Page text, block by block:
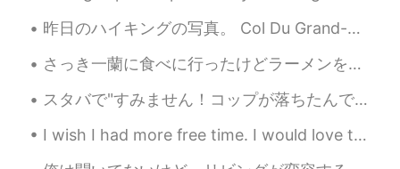
昨日のハイキングの写真。 Col Du Grand-Saint-Bernardでセントバーナード犬3匹と一緒にハイキングしました！ 一生忘れない、大切な記憶になる経験でした。 本当に楽しくて、素...
さっき一蘭に食べに行ったけどラーメンを持ってきた時に店員さんがすげえきれいに頭を下げた。どれだけ文化だといっても、俺みたいにただただ料理するのめんどくさくてラーメンを食べに来たしょうもないやつに...
スタバで"すみません！コップが落ちたんですけど〜"と定員さんに声かけたお客さんがいて、おれはすごいなとむしろそのお客さんに声かけたくなった。だって本当にコップが自分の意思で落ちたのならば、一刻も...
I wish I had more free time. I would love to get a shiba inu! Unfortunately my apartment is not p...